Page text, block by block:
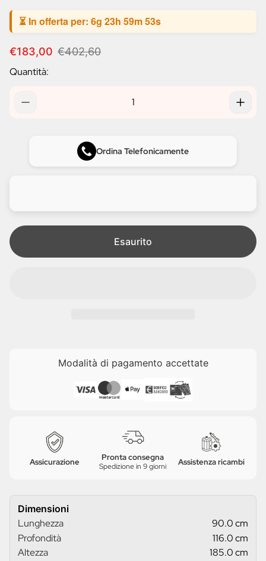
⏳ In offerta per: 6g 23h 59m 53s
P
e
€183,00 P
€402,60
Quantità:
Ordina Telefonicamente
Esaurito
Modalità di pagamento accettate
Assicurazione Pronta consegna
Spedizione in 9 giorni Assistenza ricambi
Dimensioni
Lunghezza
90.0 cm
Profondità
116.0 cm
Altezza
185.0 cm